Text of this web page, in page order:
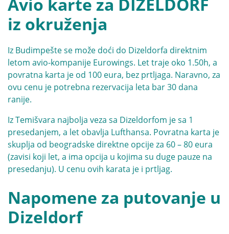
Avio karte za DIZELDORF
iz okruženja
Iz Budimpešte se može doći do Dizeldorfa direktnim
letom avio-kompanije Eurowings. Let traje oko 1.50h, a
povratna karta je od 100 eura, bez prtljaga. Naravno, za
ovu cenu je potrebna rezervacija leta bar 30 dana
ranije.
Iz Temišvara najbolja veza sa Dizeldorfom je sa 1
presedanjem, a let obavlja Lufthansa. Povratna karta je
skuplja od beogradske direktne opcije za 60 – 80 eura
(zavisi koji let, a ima opcija u kojima su duge pauze na
presedanju). U cenu ovih karata je i prtljag.
Napomene za putovanje u
Dizeldorf